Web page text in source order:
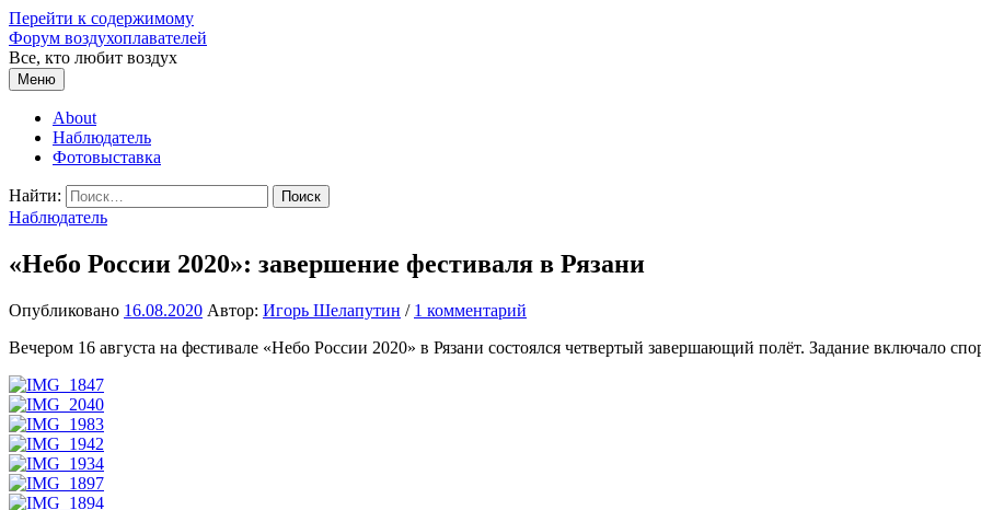
Перейти к содержимому
Форум воздухоплавателей
Все, кто любит воздух
Меню
About
Наблюдатель
Фотовыставка
Найти:
Наблюдатель
«Небо России 2020»: завершение фестиваля в Рязани
Опубликовано 16.08.2020 Автор: Игорь Шелапутин / 1 комментарий
Вечером 16 августа на фестивале «Небо России 2020» в Рязани состоялся четвертый завершающий полёт. Задание включало